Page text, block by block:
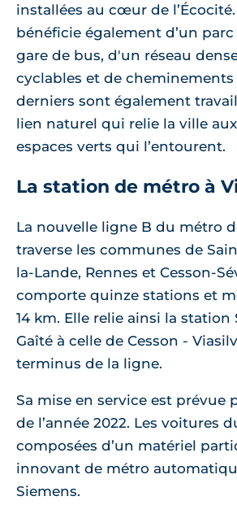
installées au cœur de l’Écocité.
bénéficie également d’un parc
gare de bus, d'un réseau
cyclables et de cheminements
derniers sont également
lien naturel qui relie la ville
espaces verts qui l’entourent.
La station de métro à
La nouvelle ligne B du métro
traverse les communes de
la-Lande, Rennes et Cesson-
comporte quinze stations et
14 km. Elle relie ainsi la station
Gaîté à celle de Cesson -
terminus de la ligne.
Sa mise en service est prévue
de l’année 2022. Les voitures
composées d’un matériel
innovant de métro
Siemens.